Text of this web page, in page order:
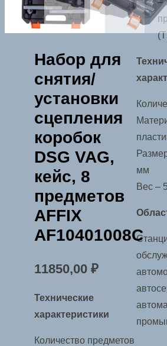
Набор для
снятия/
установки
сцепления
коробок
DSG VAG,
кейс, 8
предметов
AFFIX
AF10401008C
11850,00 ₽
Технические
характеристики
Количество предметов
–
мм
Вес –